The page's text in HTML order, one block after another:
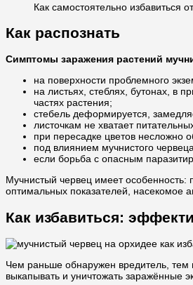
Как самостоятельно избавиться
Как распознать
Симптомы заражения растений
на поверхности проблемного
на листьях, стеблях, бутонах, в
частях растения;
стебель деформируется,
листочкам не хватает
при пересадке цветов несложно
под влиянием мучнистого
если борьба с опасным
Мучнистый червец имеет особенность:
оптимальных показателей, насекомое
Как избавиться:
Чем раньше обнаружен вредитель, тем
выкапывать и уничтожать заражённые